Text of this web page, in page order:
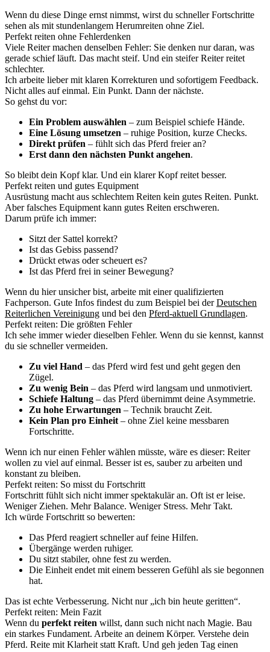
Wenn du diese Dinge ernst nimmst, wirst du schneller Fortschritte
sehen als mit stundenlangem Herumreiten ohne Ziel.
Perfekt reiten ohne Fehlerdenken
Viele Reiter machen denselben Fehler: Sie denken nur daran, was
gerade schief läuft. Das macht steif. Und ein steifer Reiter reitet
schlechter.
Ich arbeite lieber mit klaren Korrekturen und sofortigem Feedback.
Nicht alles auf einmal. Ein Punkt. Dann der nächste.
So gehst du vor:
Ein Problem auswählen – zum Beispiel schiefe Hände.
Eine Lösung umsetzen – ruhige Position, kurze Checks.
Direkt prüfen – fühlt sich das Pferd freier an?
Erst dann den nächsten Punkt angehen.
So bleibt dein Kopf klar. Und ein klarer Kopf reitet besser.
Perfekt reiten und gutes Equipment
Ausrüstung macht aus schlechtem Reiten kein gutes Reiten. Punkt.
Aber falsches Equipment kann gutes Reiten erschweren.
Darum prüfe ich immer:
Sitzt der Sattel korrekt?
Ist das Gebiss passend?
Drückt etwas oder scheuert es?
Ist das Pferd frei in seiner Bewegung?
Wenn du hier unsicher bist, arbeite mit einer qualifizierten
Fachperson. Gute Infos findest du zum Beispiel bei derDeutschen
Reiterlichen Vereinigung und bei den Pferd-aktuell Grundlagen.
Perfekt reiten: Die größten Fehler
Ich sehe immer wieder dieselben Fehler. Wenn du sie kennst, kannst
du sie schneller vermeiden.
Zu viel Hand – das Pferd wird fest und geht gegen den
Zügel.
Zu wenig Bein – das Pferd wird langsam und unmotiviert.
Schiefe Haltung – das Pferd übernimmt deine Asymmetrie.
Zu hohe Erwartungen – Technik braucht Zeit.
Kein Plan pro Einheit – ohne Ziel keine messbaren
Fortschritte.
Wenn ich nur einen Fehler wählen müsste, wäre es dieser: Reiter
wollen zu viel auf einmal. Besser ist es, sauber zu arbeiten und
konstant zu bleiben.
Perfekt reiten: So misst du Fortschritt
Fortschritt fühlt sich nicht immer spektakulär an. Oft ist er leise.
Weniger Ziehen. Mehr Balance. Weniger Stress. Mehr Takt.
Ich würde Fortschritt so bewerten:
Das Pferd reagiert schneller auf feine Hilfen.
Übergänge werden ruhiger.
Du sitzt stabiler, ohne fest zu werden.
Die Einheit endet mit einem besseren Gefühl als sie begonnen
hat.
Das ist echte Verbesserung. Nicht nur „ich bin heute geritten“.
Perfekt reiten: Mein Fazit
Wenn du perfekt reiten willst, dann such nicht nach Magie. Bau
ein starkes Fundament. Arbeite an deinem Körper. Verstehe dein
Pferd. Reite mit Klarheit statt Kraft. Und geh jeden Tag einen